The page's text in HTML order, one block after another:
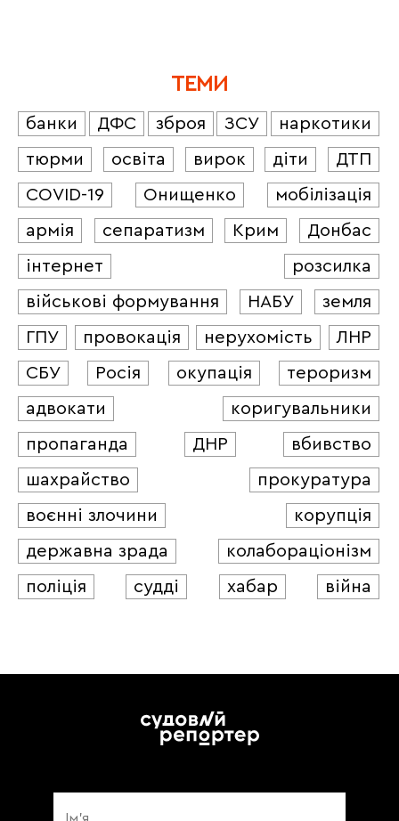
ТЕМИ
банки ДФС зброя ЗСУ
наркотики
тюрми
освіта вирок діти
ДТП
COVID-19
Онищенко
мобілізація
армія
сепаратизм Крим
Донбас
інтернет
розсилка
військові формування
НАБУ
земля
ГПУ
провокація нерухомість
ЛНР
СБУ
Росія окупація
тероризм
адвокати
коригувальники
пропаганда
ДНР
вбивство
шахрайство
прокуратура
воєнні злочини
корупція
державна зрада
колабораціонізм
поліція
судді хабар війна